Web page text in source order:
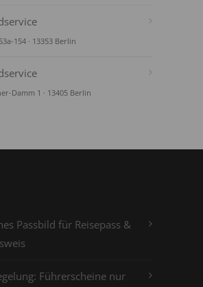
154 · 13353 Berlin
Damm 1 · 13405 Berlin
Passbild für Reisepass &
Führerscheine nur